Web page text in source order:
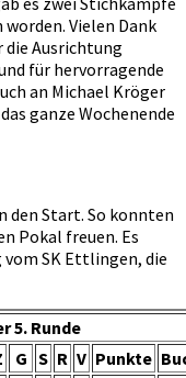
Vielen Dank
die Ausrichtung
für hervorragende
an Michael Kröger
ganze Wochenende
den Start. So konnten
Pokal freuen. Es
vom SK Ettlingen, die
5. Runde
G S R V Punkte